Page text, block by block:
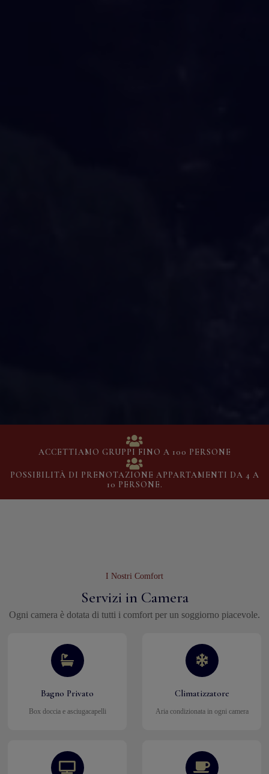
ACCETTIAMO GRUPPI FINO A 100 PERSONE
POSSIBILITÀ DI PRENOTAZIONE APPARTAMENTI DA 4 A
10 PERSONE.
I Nostri Comfort
Servizi in Camera
Ogni camera è dotata di tutti i comfort per un soggiorno piacevole.
Bagno Privato
Box doccia e asciugacapelli
Climatizzatore
Aria condizionata in ogni camera